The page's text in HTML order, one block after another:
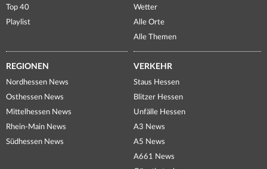
Top 40
Playlist
Wetter
Alle Orte
Alle Themen
REGIONEN
Nordhessen News
Osthessen News
Mittelhessen News
Rhein-Main News
Südhessen News
VERKEHR
Staus Hessen
Blitzer Hessen
Unfälle Hessen
A3 News
A5 News
A661 News